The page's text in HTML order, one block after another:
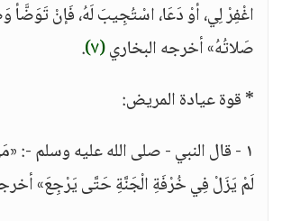
اغْفِرْ لِي، أوْ دَعَا، اسْتُجِيبَ لَهُ، فَإنْ
صَلاتُهُ» أخرجه البخاري(٧) .
* قوة عيادة المريض:
١ - قال النبي - صلى الله عليه وسلم -:
لَمْ يَزَلْ فِي خُرْفَةِ الْجَنَّةِ حَتَّى يَرْجِعَ»